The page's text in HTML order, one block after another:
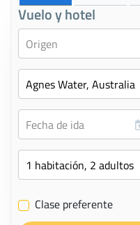
Vuelo y hotel
✔ Clase preferente